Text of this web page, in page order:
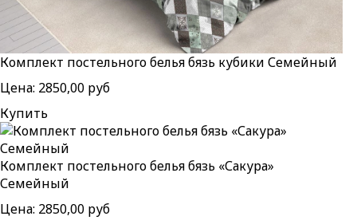
Комплект постельного белья бязь кубики Семейный
Цена: 2850,00 руб
Купить
Комплект постельного белья бязь «Сакура»
Семейный
Цена: 2850,00 руб